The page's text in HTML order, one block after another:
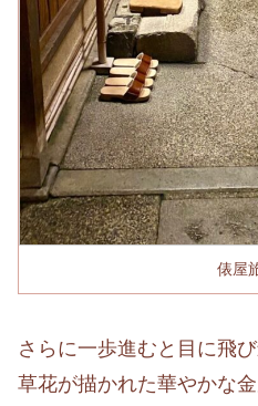
俵屋
さらに一歩進むと目に飛
草花が描かれた華やかな金